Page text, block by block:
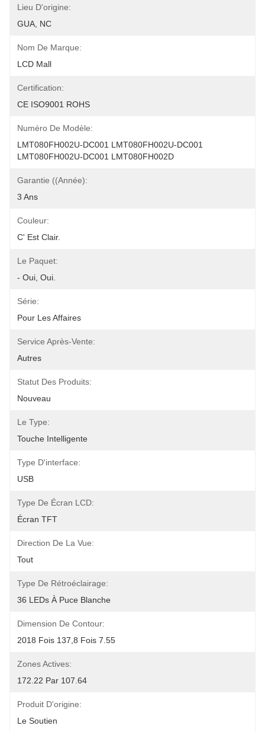
Lieu D'origine:
GUA, NC
Nom De Marque:
LCD Mall
Certification:
CE ISO9001 ROHS
Numéro De Modèle:
LMT080FH002U-DC001 LMT080FH002U-DC001
LMT080FH002U-DC001 LMT080FH002D
Garantie ((Année):
3 Ans
Couleur:
C' Est Clair.
Le Paquet:
- Oui, Oui.
Série:
Pour Les Affaires
Service Après-Vente:
Autres
Statut Des Produits:
Nouveau
Le Type:
Touche Intelligente
Type D'interface:
USB
Type De Écran LCD:
Écran TFT
Direction De La Vue:
Tout
Type De Rétroéclairage:
36 LEDs À Puce Blanche
Dimension De Contour:
2018 Fois 137,8 Fois 7.55
Zones Actives:
172.22 Par 107.64
Produit D'origine:
Le Soutien